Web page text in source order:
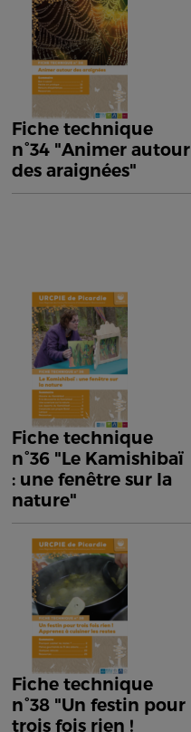
Fiche technique
n°34 "Animer autour
des araignées"
Fiche technique
n°36 "Le Kamishibaï
: une fenêtre sur la
nature"
Fiche technique
n°38 "Un festin pour
trois fois rien !